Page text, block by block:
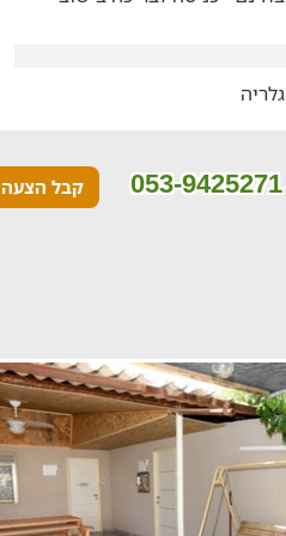
גלריה
קבל הצעה